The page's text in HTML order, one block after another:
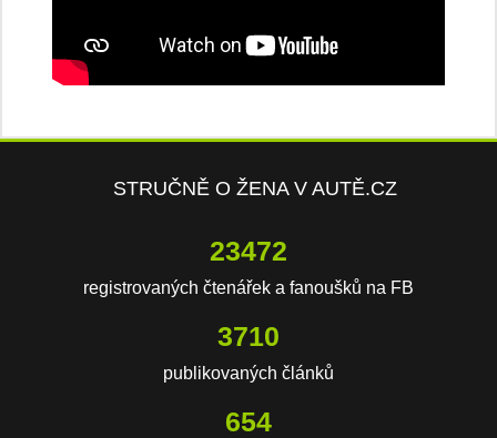
STRUČNĚ O ŽENA V AUTĚ.CZ
23472
registrovaných čtenářek a fanoušků na FB
3710
publikovaných článků
654